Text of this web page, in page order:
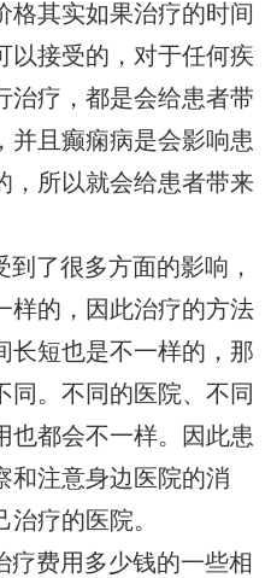
格其实如果治疗的时间
以接受的，对于任何疾
治疗，都是会给患者带
并且癫痫病是会影响患
，所以就会给患者带来
了很多方面的影响，
样的，因此治疗的方法
长短也是不一样的，那
同。不同的医院、不同
也都会不一样。因此患
和注意身边医院的消
疗的医院。
疗费用多少钱的一些相